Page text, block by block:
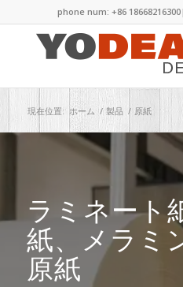
phone num: +86
現在位置: ホーム / 製品 / 原紙
ラミネート
紙、メラミ
原紙